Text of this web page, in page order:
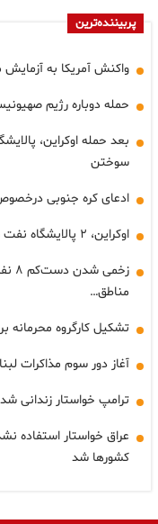
پربیننده‌ترین
واکنش آمریکا به
حمله دوباره رژیم
بعد حمله اوکراین،
سوختن
ادعای کره جنوبی
اوکراین، ۲ پالایشگاه نفت روسیه را هدف قرارداد
مناطق…
تشکیل کارگروه محرمانه
آغاز دور سوم مذاکرات
ترامپ خواستار زندانی
عراق خواستار استفاده
کشورها شد